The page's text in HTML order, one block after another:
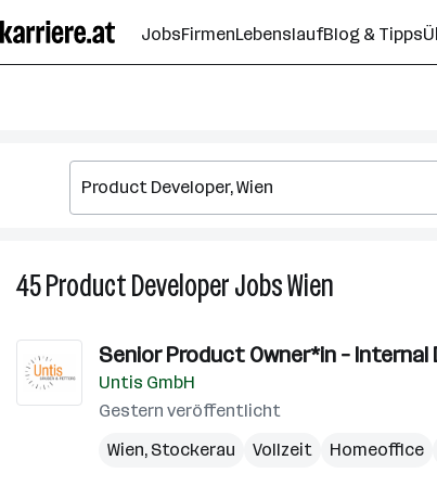
Seiteninhalt
springen
JobsFirmenLebenslaufBlog & Tipps
45Product DeveloperJobsWien
Jobs
Senior Product Owner*in –
Untis GmbH
Gestern veröffentlicht
Wien, Stockerau Vollzeit Homeoffice